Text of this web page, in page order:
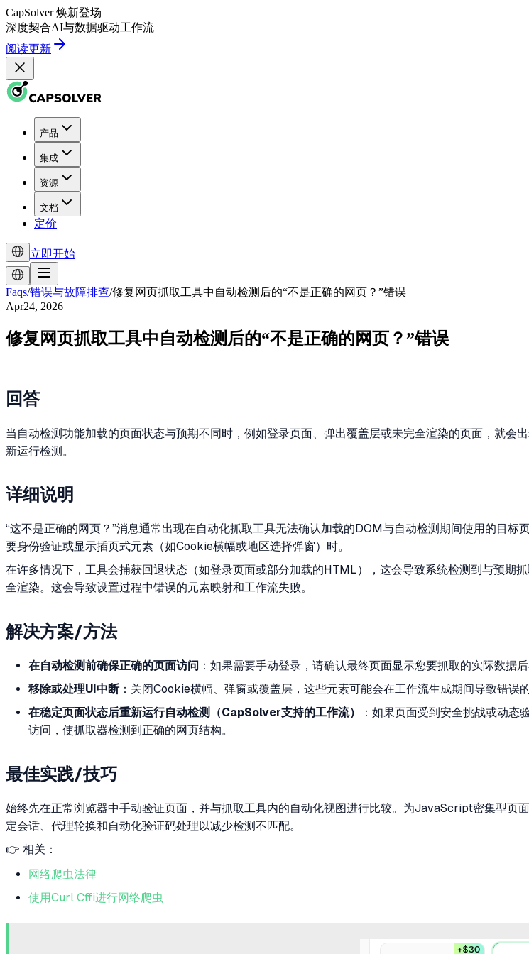
CapSolver 焕新登场
深度契合AI与数据驱动工作流
阅读更新
产品
集成
资源
文档
定价
立即开始
Faqs/错误与故障排查/修复网页抓取工具中自动检测后的“不是正确的网页？”错误
Apr24, 2026
修复网页抓取工具中自动检测后的“不是正确的网页？”错误
回答
当自动检测功能加载的页面状态与预期不同时，例如登录页面、弹出覆盖层或未完全渲染的页面，就
新运行检测。
详细说明
“这不是正确的网页？”消息通常出现在自动化抓取工具无法确认加载的DOM与自动检测期间使用的目
要身份验证或显示插页式元素（如Cookie横幅或地区选择弹窗）时。
在许多情况下，工具会捕获回退状态（如登录页面或部分加载的HTML），这会导致系统检测到与预期
全渲染。这会导致设置过程中错误的元素映射和工作流失败。
解决方案/方法
在自动检测前确保正确的页面访问 ：如果需要手动登录，请确认最终页面显示您要抓取的实际数据后
移除或处理UI中断：关闭Cookie横幅、弹窗或覆盖层，这些元素可能会在工作流生成期间导致错误的
在稳定页面状态后重新运行自动检测（CapSolver支持的工作流）
：如果页面受到安全挑战或动态
访问，使抓取器检测到正确的网页结构。
最佳实践/技巧
始终先在正常浏览器中手动验证页面，并与抓取工具内的自动化视图进行比较。为JavaScript密集型页
定会话、代理轮换和自动化验证码处理以减少检测不匹配。
👉 相关：
网络爬虫法律
使用Curl Cffi进行网络爬虫